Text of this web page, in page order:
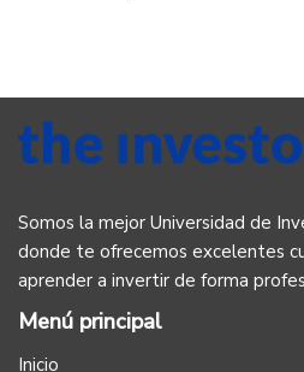
Somos la mejor Universidad de
donde te ofrecemos excelentes
aprender a invertir de forma
Menú principal
Inicio